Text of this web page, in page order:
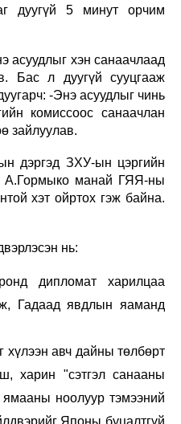
дуугүй 5 минут орчим
асуудлыг хэн санаачлаад
Бас л дуугүй сууцгааж
-Энэ асуудлыг чинь
комиссоос санаачлан
зайлуулав.
дэргэд ЗХУ-ын цэргийн
А.Гормыко манай ГЯЯ-ны
хэт ойртох гэж байна.
нь:
дипломат харилцаа
Гадаад явдлын яаманд
авч дайны төлбөрт
харин "сэтгэл санааны
ямааны ноолуур тэмээний
Японы буцалтгүй